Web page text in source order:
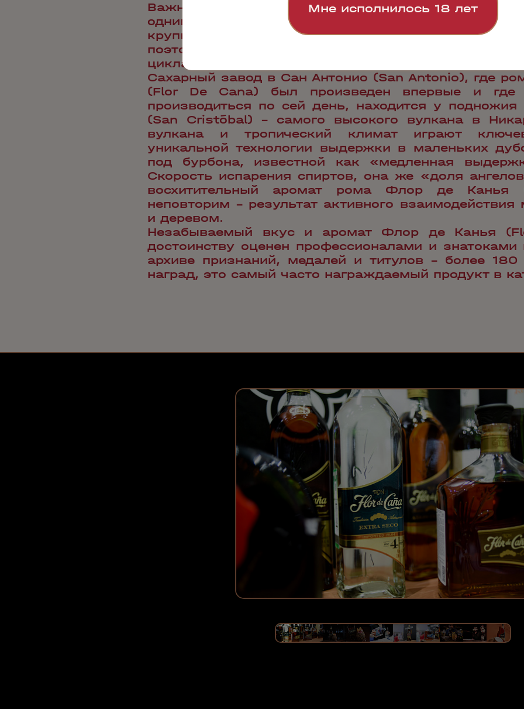
Важно и то, что весь производственный процесс
одним предприятием. Семья Пеллас (Pellas) кроме
крупнейшим производителем сахарного
поэтому контроль за качеством осуществляется
цикла, начиная с плантации и заканчивая розливом
Сахарный завод в Сан Антонио (San Antonio), где
(Flor De Cana) был произведен впервые и где
производиться по сей день, находится у подножия
(San Cristóbal) - самого высокого вулкана в
вулкана и тропический климат играют
уникальной технологии выдержки в маленьких
под бурбона, известной как «медленная
Скорость испарения спиртов, она же «доля
восхитительный аромат рома Флор де Канья
неповторим – результат активного
и деревом.
Незабываемый вкус и аромат Флор де Канья
достоинству оценен профессионалами и
архиве признаний, медалей и титулов - более
наград, это самый часто награждаемый продукт в
Мне исполнилось 18 лет